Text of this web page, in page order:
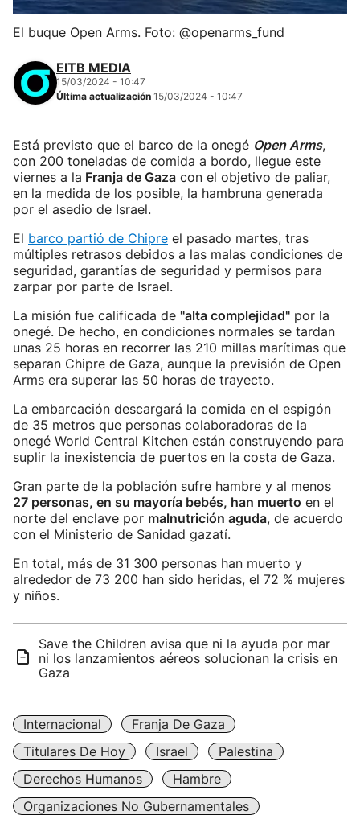
El buque Open Arms. Foto: @openarms_fund
EITB MEDIA
15/03/2024 - 10:47
Última actualización 15/03/2024 - 10:47
Está previsto que el barco de la onegé Open Arms,
con 200 toneladas de comida a bordo, llegue este
viernes a la Franja de Gaza con el objetivo de paliar,
en la medida de los posible, la hambruna generada
por el asedio de Israel.
El barco partió de Chipre el pasado martes, tras
múltiples retrasos debidos a las malas condiciones de
seguridad, garantías de seguridad y permisos para
zarpar por parte de Israel.
La misión fue calificada de "alta complejidad" por la
onegé. De hecho, en condiciones normales se tardan
unas 25 horas en recorrer las 210 millas marítimas que
separan Chipre de Gaza, aunque la previsión de Open
Arms era superar las 50 horas de trayecto.
La embarcación descargará la comida en el espigón
de 35 metros que personas colaboradoras de la
onegé World Central Kitchen están construyendo para
suplir la inexistencia de puertos en la costa de Gaza.
Gran parte de la población sufre hambre y al menos
27 personas, en su mayoría bebés, han muerto en el
norte del enclave por malnutrición aguda, de acuerdo
con el Ministerio de Sanidad gazatí.
En total, más de 31 300 personas han muerto y
alrededor de 73 200 han sido heridas, el 72 % mujeres
y niños.
Save the Children avisa que ni la ayuda por mar
ni los lanzamientos aéreos solucionan la crisis en
Gaza
Internacional
Franja De Gaza
Titulares De Hoy
Israel
Palestina
Derechos Humanos
Hambre
Organizaciones No Gubernamentales